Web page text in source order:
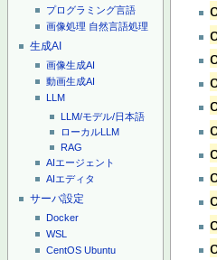
プログラミング言語
画像処理 自然言語処理
生成AI
画像生成AI
動画生成AI
LLM
LLM/モデル/日本語
ローカルLLM
RAG
AIエージェント
AIエディタ
サーバ設定
Docker
WSL
CentOS Ubuntu